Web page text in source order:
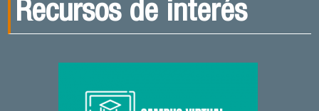
Recursos de interés